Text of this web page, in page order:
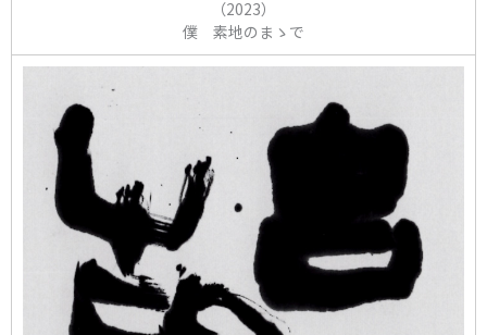
（2023）
僕 素地のまゝで